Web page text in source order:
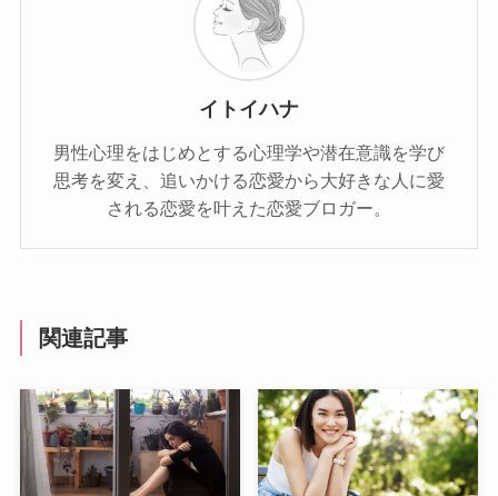
イトイハナ
男性心理をはじめとする心理学や潜在意識を学び
思考を変え、追いかける恋愛から大好きな人に愛
される恋愛を叶えた恋愛ブロガー。
関連記事